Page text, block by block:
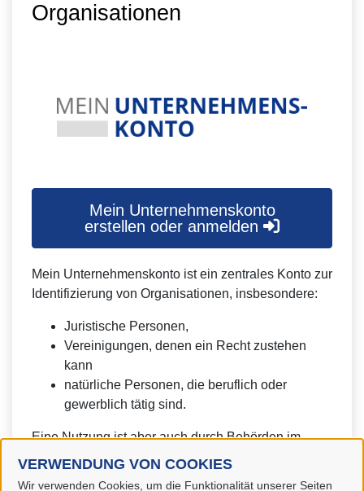
VERWENDUNG VON COOKIES
Wir verwenden Cookies, um die Funktionalität unserer Seiten
Organisationen
Mein Unternehmenskonto
erstellen oder anmelden
Mein Unternehmenskonto ist ein zentrales Konto zur
Identifizierung von Organisationen, insbesondere:
Juristische Personen,
Vereinigungen, denen ein Recht zustehen
kann
natürliche Personen, die beruflich oder
gewerblich tätig sind.
Eine Nutzung ist aber auch durch Behörden im
Sinne von § 1 Abs. 4 Verwaltungsverfahrensgesetz